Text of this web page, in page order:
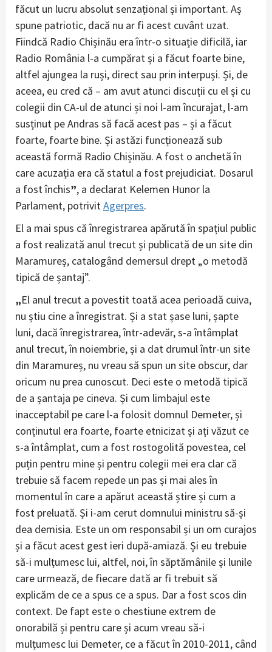
făcut un lucru absolut senzațional și important. Aș
spune patriotic, dacă nu ar fi acest cuvânt uzat.
Fiindcă Radio Chișinău era într-o situație dificilă, iar
Radio România l-a cumpărat și a făcut foarte bine,
altfel ajungea la ruși, direct sau prin interpuși. Și, de
aceea, eu cred că – am avut atunci discuții cu el și cu
colegii din CA-ul de atunci și noi l-am încurajat, l-am
susținut pe Andras să facă acest pas – și a făcut
foarte, foarte bine. Și astăzi funcționează sub
această formă Radio Chișinău. A fost o anchetă în
care acuzația era că statul a fost prejudiciat. Dosarul
a fost închis”, a declarat Kelemen Hunor la
Parlament, potrivitAgerpres.
El a mai spus că înregistrarea apărută în spațiul public
a fost realizată anul trecut și publicată de un site din
Maramureș, catalogând demersul drept „o metodă
tipică de șantaj”.
„El anul trecut a povestit toată acea perioadă cuiva,
nu știu cine a înregistrat. Și a stat șase luni, șapte
luni, dacă înregistrarea, într-adevăr, s-a întâmplat
anul trecut, în noiembrie, și a dat drumul într-un site
din Maramureș, nu vreau să spun un site obscur, dar
oricum nu prea cunoscut. Deci este o metodă tipică
de a șantaja pe cineva. Și cum limbajul este
inacceptabil pe care l-a folosit domnul Demeter, și
conținutul era foarte, foarte etnicizat și ați văzut ce
s-a întâmplat, cum a fost rostogolită povestea, cel
puțin pentru mine și pentru colegii mei era clar că
trebuie să facem repede un pas și mai ales în
momentul în care a apărut această știre și cum a
fost preluată. Și i-am cerut domnului ministru să-și
dea demisia. Este un om responsabil și un om curajos
și a făcut acest gest ieri după-amiază. Și eu trebuie
să-i mulțumesc lui, altfel, noi, în săptămânile și lunile
care urmează, de fiecare dată ar fi trebuit să
explicăm de ce a spus ce a spus. Dar a fost scos din
context. De fapt este o chestiune extrem de
onorabilă și pentru care și acum vreau să-i
mulțumesc lui Demeter, ce a făcut în 2010-2011, când